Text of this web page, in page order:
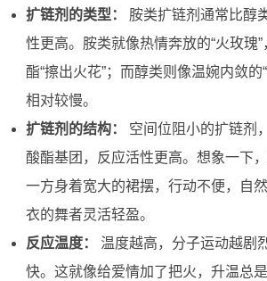
扩链剂的类型：
胺类扩链剂通常比醇
性更高。胺类就像热情奔放的“火玫瑰
酯“擦出火花”；而醇类则像温婉内敛的
相对较慢。
扩链剂的结构：
空间位阻小的扩链剂
酸酯基团，反应活性更高。想象一下
一方身着宽大的裙摆，行动不便，自
衣的舞者灵活轻盈。
反应温度：
温度越高，分子运动越剧
快。这就像给爱情加了把火，升温总是